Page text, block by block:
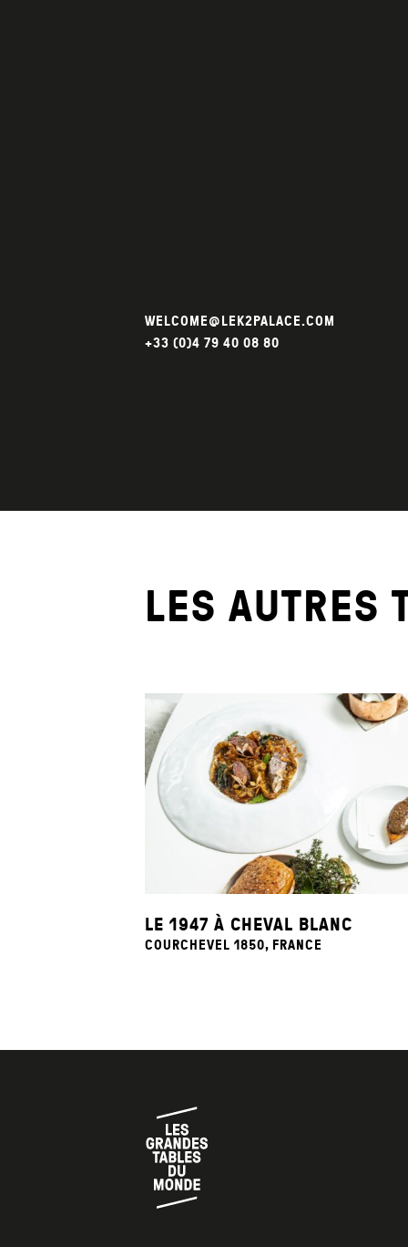
WELCOME@LEK2PALACE.COM
+33 (0)4 79 40 08 80
LES AUTRES
LE 1947 À CHEVAL BLANC
COURCHEVEL 1850, FRANCE